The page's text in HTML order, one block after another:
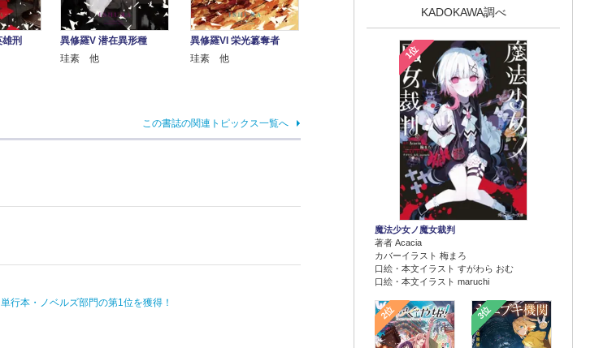
刑
異修羅V 潜在異形種
珪素 他
異修羅VI 栄光簒奪者
珪素 他
この書誌の関連トピックス一覧へ
行本・ノベルズ部門の第1位を獲得！
KADOKAWA調べ
1位
魔法少女ノ魔女裁判
著者 Acacia
カバーイラスト 梅まろ
口絵・本文イラスト すがわら おむ
口絵・本文イラスト maruchi
2位 3位